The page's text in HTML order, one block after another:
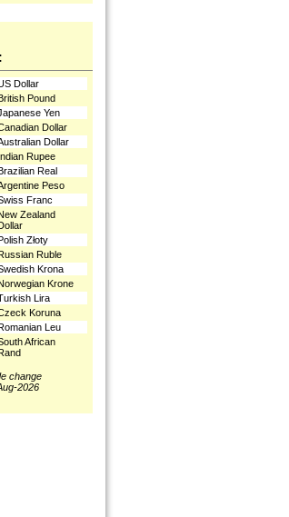
Dollar
Pound
Yen
Dollar
Dollar
Rupee
Real
Peso
Franc
Zealand
Złoty
Ruble
Krona
Krone
Lira
Koruna
Leu
African
change
2026